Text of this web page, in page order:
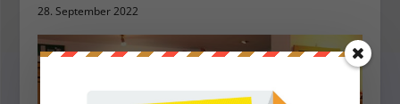
28. September 2022